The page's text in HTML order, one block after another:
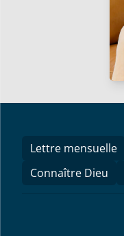
Lettre mensuelle
Connaître Dieu